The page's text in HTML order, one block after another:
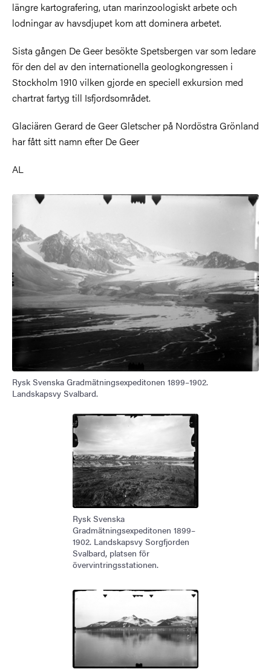
längre kartografering, utan marinzoologiskt arbete och
lodningar av havsdjupet kom att dominera arbetet.
Sista gången De Geer besökte Spetsbergen var som ledare
för den del av den internationella geologkongressen i
Stockholm 1910 vilken gjorde en speciell exkursion med
chartrat fartyg till Isfjordsområdet.
Glaciären Gerard de Geer Gletscher på Nordöstra Grönland
har fått sitt namn efter De Geer
AL
Rysk Svenska Gradmätningsexpeditonen 1899–1902.
Landskapsvy Svalbard.
Rysk Svenska
Gradmätningsexpeditonen 1899–
1902. Landskapsvy Sorgfjorden
Svalbard, platsen för
övervintringsstationen.